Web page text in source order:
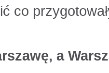
co
a